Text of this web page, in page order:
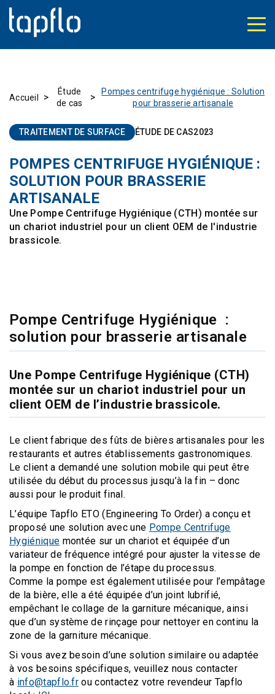
Accueil >
Étude
de cas
>
Pompes centrifuge hygiénique : Solution
pour brasserie artisanale
TRAITEMENT DE SURFACE ÉTUDE DE CAS2023
POMPES CENTRIFUGE HYGIÉNIQUE :
SOLUTION POUR BRASSERIE
ARTISANALE
Une Pompe Centrifuge Hygiénique (CTH) montée sur
un chariot industriel pour un client OEM de l'industrie
brassicole.
Pompe Centrifuge Hygiénique :
solution pour brasserie artisanale
Une Pompe Centrifuge Hygiénique (CTH)
montée sur un chariot industriel pour un
client OEM de l’industrie brassicole.
Le client fabrique des fûts de bières artisanales pour les
restaurants et autres établissements gastronomiques.
Le client a demandé une solution mobile qui peut être
utilisée du début du processus jusqu’à la fin – donc
aussi pour le produit final.
L’équipe Tapflo ETO (Engineering To Order) a conçu et
proposé une solution avec une Pompe Centrifuge
Hygiénique montée sur un chariot et équipée d’un
variateur de fréquence intégré pour ajuster la vitesse de
la pompe en fonction de l’étape du processus.
Comme la pompe est également utilisée pour l’empâtage
de la bière, elle a été équipée d’un joint lubrifié,
empêchant le collage de la garniture mécanique, ainsi
que d’un système de rinçage pour nettoyer en continu la
zone de la garniture mécanique.
Si vous avez besoin d’une solution similaire ou adaptée
à vos besoins spécifiques, veuillez nous contacter
à info@tapflo.fr ou contactez votre revendeur Tapflo